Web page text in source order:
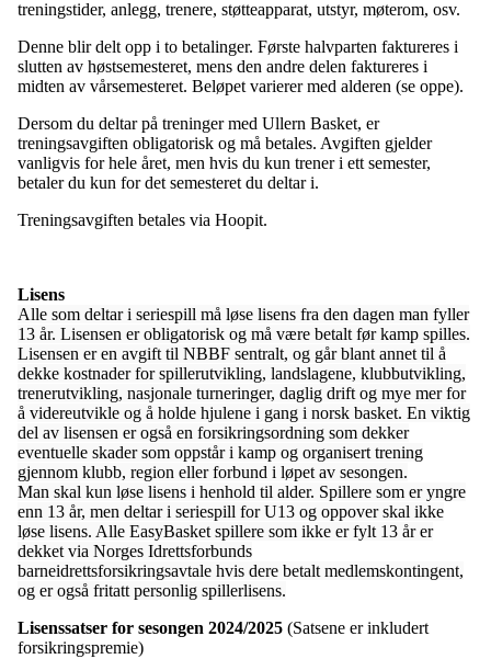
treningstider, anlegg, trenere, støtteapparat, utstyr, møterom, osv.
Denne blir delt opp i to betalinger. Første halvparten faktureres i
slutten av høstsemesteret, mens den andre delen faktureres i
midten av vårsemesteret. Beløpet varierer med alderen (se oppe).
Dersom du deltar på treninger med Ullern Basket, er
treningsavgiften obligatorisk og må betales. Avgiften gjelder
vanligvis for hele året, men hvis du kun trener i ett semester,
betaler du kun for det semesteret du deltar i.
Treningsavgiften betales via Hoopit.
Lisens
Alle som deltar i seriespill må løse lisens fra den dagen man fyller
13 år. Lisensen er obligatorisk og må være betalt før kamp spilles.
Lisensen er en avgift til NBBF sentralt, og går blant annet til å
dekke kostnader for spillerutvikling, landslagene, klubbutvikling,
trenerutvikling, nasjonale turneringer, daglig drift og mye mer for
å videreutvikle og å holde hjulene i gang i norsk basket. En viktig
del av lisensen er også en forsikringsordning som dekker
eventuelle skader som oppstår i kamp og organisert trening
gjennom klubb, region eller forbund i løpet av sesongen.
Man skal kun løse lisens i henhold til alder. Spillere som er yngre
enn 13 år, men deltar i seriespill for U13 og oppover skal ikke
løse lisens. Alle EasyBasket spillere som ikke er fylt 13 år er
dekket via Norges Idrettsforbunds
barneidrettsforsikringsavtale hvis dere betalt medlemskontingent,
og er også fritatt personlig spillerlisens.
Lisenssatser for sesongen 2024/2025 (Satsene er inkludert
forsikringspremie)